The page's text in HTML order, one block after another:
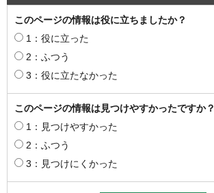
このページの情報は役に立ちましたか？
1：役に立った
2：ふつう
3：役に立たなかった
このページの情報は見つけやすかったですか？
1：見つけやすかった
2：ふつう
3：見つけにくかった